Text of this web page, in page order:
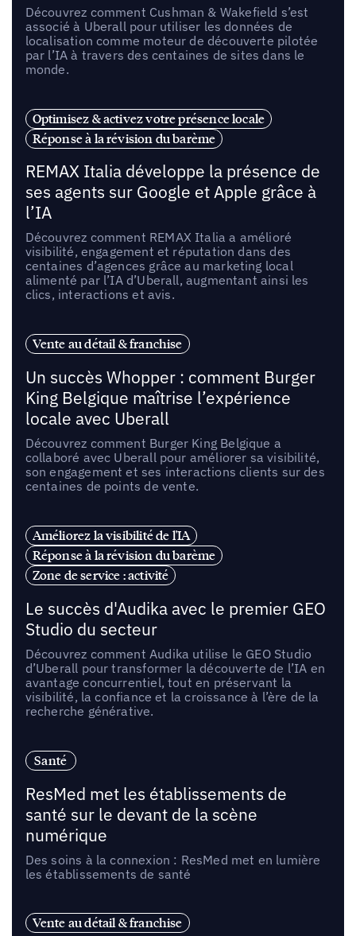
Découvrez comment Cushman & Wakefield s’est
associé à Uberall pour utiliser les données de
localisation comme moteur de découverte pilotée
par l’IA à travers des centaines de sites dans le
monde.
Optimisez & activez votre présence locale
Réponse à la révision du barème
REMAX Italia développe la présence de
ses agents sur Google et Apple grâce à
l’IA
Découvrez comment REMAX Italia a amélioré
visibilité, engagement et réputation dans des
centaines d’agences grâce au marketing local
alimenté par l’IA d’Uberall, augmentant ainsi les
clics, interactions et avis.
Vente au détail & franchise
Un succès Whopper : comment Burger
King Belgique maîtrise l’expérience
locale avec Uberall
Découvrez comment Burger King Belgique a
collaboré avec Uberall pour améliorer sa visibilité,
son engagement et ses interactions clients sur des
centaines de points de vente.
Améliorez la visibilité de l'IA
Réponse à la révision du barème
Zone de service : activité
Le succès d'Audika avec le premier GEO
Studio du secteur
Découvrez comment Audika utilise le GEO Studio
d’Uberall pour transformer la découverte de l’IA en
avantage concurrentiel, tout en préservant la
visibilité, la confiance et la croissance à l’ère de la
recherche générative.
Santé
ResMed met les établissements de
santé sur le devant de la scène
numérique
Des soins à la connexion : ResMed met en lumière
les établissements de santé
Vente au détail & franchise